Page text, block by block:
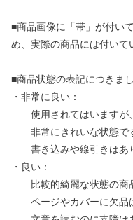
■商品画像に「帯」が付い
め、実際の商品には付いて
■商品状態の表記につきま
・非常に良い：
使用されてはいますが、
非常にきれいな状態で
書き込みや線引きはあ
・良い：
比較的綺麗な状態の商
ページやカバーに欠品